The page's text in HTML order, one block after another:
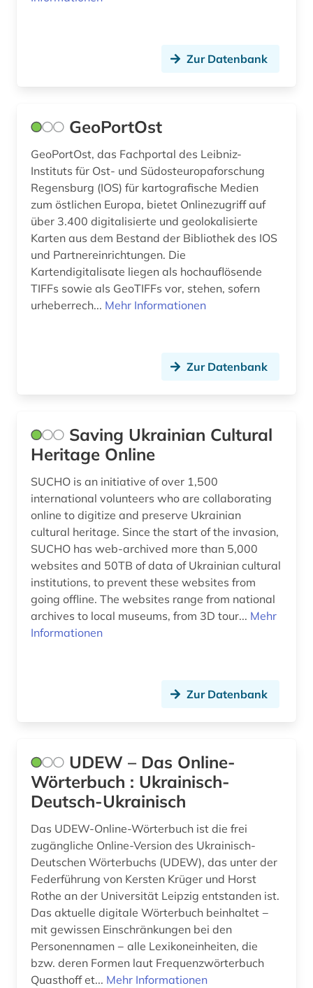
Zur Datenbank
GeoPortOst
GeoPortOst, das Fachportal des Leibniz-
Instituts für Ost- und Südosteuropaforschung
Regensburg (IOS) für kartografische Medien
zum östlichen Europa, bietet Onlinezugriff auf
über 3.400 digitalisierte und geolokalisierte
Karten aus dem Bestand der Bibliothek des IOS
und Partnereinrichtungen. Die
Kartendigitalisate liegen als hochauflösende
TIFFs sowie als GeoTIFFs vor, stehen, sofern
urheberrech... Mehr Informationen
Zur Datenbank
Saving Ukrainian Cultural
Heritage Online
SUCHO is an initiative of over 1,500
international volunteers who are collaborating
online to digitize and preserve Ukrainian
cultural heritage. Since the start of the invasion,
SUCHO has web-archived more than 5,000
websites and 50TB of data of Ukrainian cultural
institutions, to prevent these websites from
going offline. The websites range from national
archives to local museums, from 3D tour... Mehr
Informationen
Zur Datenbank
UDEW – Das Online-
Wörterbuch : Ukrainisch-
Deutsch-Ukrainisch
Das UDEW-Online-Wörterbuch ist die frei
zugängliche Online-Version des Ukrainisch-
Deutschen Wörterbuchs (UDEW), das unter der
Federführung von Kersten Krüger und Horst
Rothe an der Universität Leipzig entstanden ist.
Das aktuelle digitale Wörterbuch beinhaltet −
mit gewissen Einschränkungen bei den
Personennamen − alle Lexikoneinheiten, die
bzw. deren Formen laut Frequenzwörterbuch
Quasthoff et... Mehr Informationen